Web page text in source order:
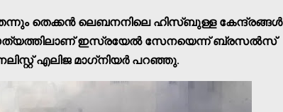
തെക്കന്‍ ലെബനനിലെ ഹിസ്ബുള്ള കേന്ദ്രങ്ങള്‍
ഇസ്രയേല്‍ സേനയെന്ന് ബ്രസല്‍സ്
എലിജ മാഗ്‌നിയര്‍ പറഞ്ഞു.